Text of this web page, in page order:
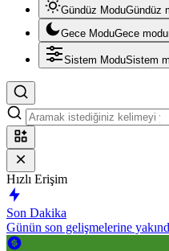
Gündüz ModuGündüz
Gece ModuGece
Sistem ModuSistem
Hızlı Erişim
Son Dakika
Günün son gelişmelerine